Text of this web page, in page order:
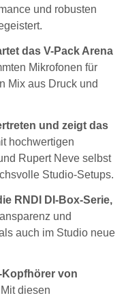
und robusten
das V-Pack Arena
Mikrofonen für
Mix aus Druck und
und zeigt das
hochwertigen
Rupert Neve selbst
Studio-Setups.
RNDI DI-Box-Serie,
und
auch im Studio neue
Kopfhörer von
Mit diesen